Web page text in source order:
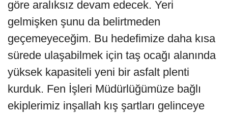
göre aralıksız devam edecek. Yeri
gelmişken şunu da belirtmeden
geçemeyeceğim. Bu hedefimize daha kısa
sürede ulaşabilmek için taş ocağı alanında
yüksek kapasiteli yeni bir asfalt plenti
kurduk. Fen İşleri Müdürlüğümüze bağlı
ekiplerimiz inşallah kış şartları gelinceye